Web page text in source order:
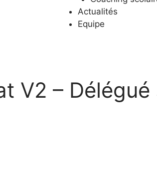
Actualités
Equipe
V2 –